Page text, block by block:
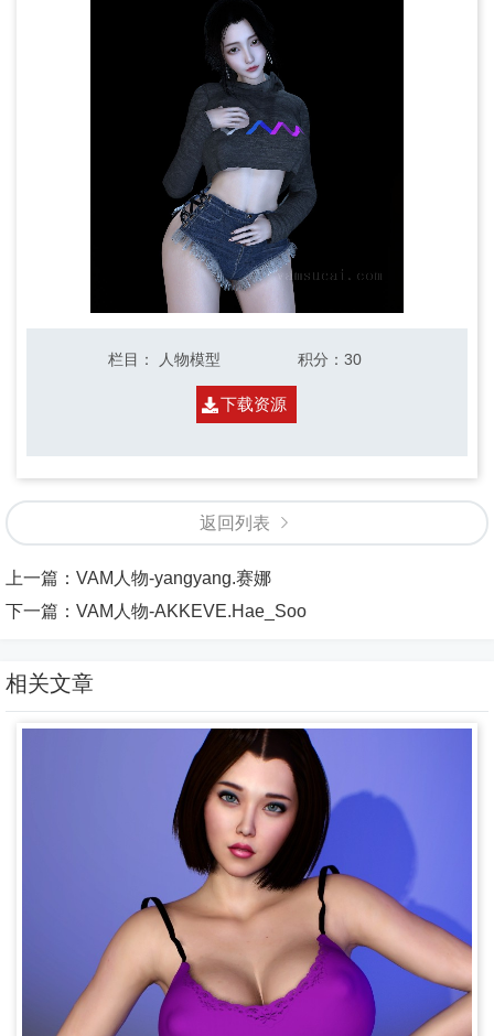
栏目 ： 人物模型 积分 ：30
下载资源
返回列表
上一篇： VAM人物-yangyang.赛娜
下一篇： VAM人物-AKKEVE.Hae_Soo
相关文章